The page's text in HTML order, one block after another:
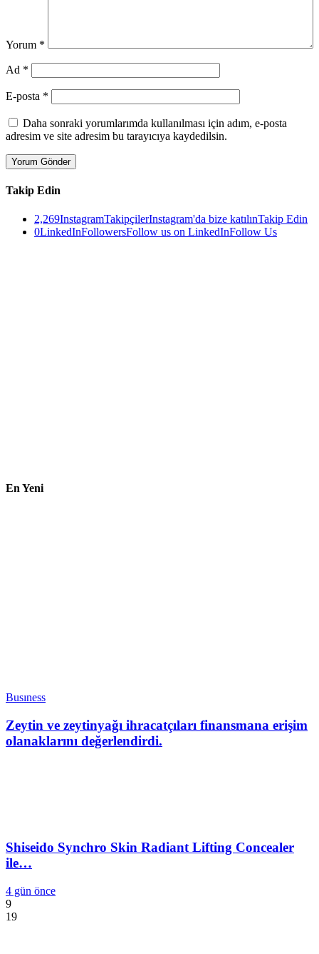
Yorum *
Ad *
E-posta *
Daha sonraki yorumlarımda kullanılması için adım, e-posta
adresim ve site adresim bu tarayıcıya kaydedilsin.
Takip Edin
2,269InstagramTakipçilerInstagram'da bize katılınTakip Edin
0LinkedInFollowersFollow us on LinkedInFollow Us
En Yeni
Busıness
Zeytin ve zeytinyağı ihracatçıları finansmana erişim
olanaklarını değerlendirdi.
Shiseido Synchro Skin Radiant Lifting Concealer
ile…
4 gün önce
9
19